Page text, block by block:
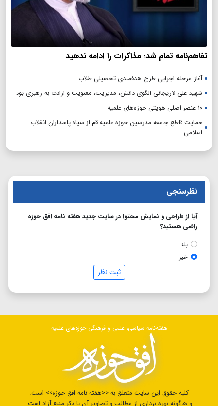
تفاهم‌نامه تمام شد؛ مذاکرات را ادامه ندهید
آغاز مرحله اجرایی طرح هدفمندی تحصیلی طلاب
شهید علی لاریجانی الگوی دانش، مدیریت، معنویت و ارادت به رهبری بود
۱۰ عنصر اصلی هویتی حوزه‌های علمیه
حمایت قاطع جامعه مدرسین حوزه علمیه قم از سپاه پاسداران انقلاب
اسلامی
نظرسنجی
آیا از طراحی و نمایش محتوا در سایت جدید هفته نامه افق حوزه
راضی هستید؟
بله
خیر
ثبت نظر
هفته‌نامه سیاسی، علمی و فرهنگی حوزه‌های علمیه
کلیه حقوق این سایت متعلق به <<هفته نامه افق حوزه>> است.
و هرگونه بهره برداری از مطالب و تصاویر آن با ذکر منبع آزاد است.